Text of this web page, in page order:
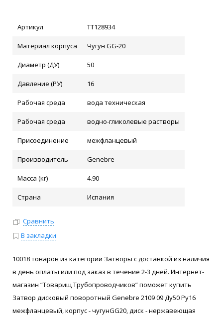
Артикул ТТ128934
Материал корпуса Чугун GG-20
Диаметр (ДУ) 50
Давление (РУ) 16
Рабочая среда вода техническая
Рабочая среда водно-гликолевые растворы
Присоединение межфланцевый
Производитель Genebre
Масса (кг) 4.90
Страна Испания
Сравнить
В закладки
10018 товаров из категории Затворы с доставкой из наличия
в день оплаты или под заказ в течение 2-3 дней. Интернет-
магазин “Товарищ Трубопроводчиков” поможет купить
Затвор дисковый поворотный Genebre 2109 09 Ду50 Ру16
межфланцевый, корпус - чугунGG20, диск - нержавеющая